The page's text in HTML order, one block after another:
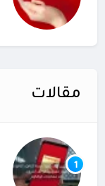
مقالات
1